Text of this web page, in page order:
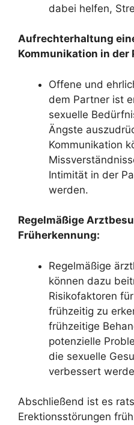
dabei helfen,
Aufrechterhaltung
Kommunikation in der
Offene und
dem Partner ist
sexuelle
Ängste
Kommunikation
Intimität in der
werden.
Regelmäßige
Früherkennung:
Regelmäßige
können dazu
Risikofaktoren
frühzeitig zu
frühzeitige
potenzielle
die sexuelle
verbessert
Abschließend ist es
Erektionsstörungen